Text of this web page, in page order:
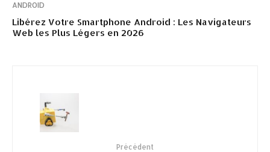
ANDROID
Libérez Votre Smartphone Android : Les Navigateurs
Web les Plus Légers en 2026
Précédent